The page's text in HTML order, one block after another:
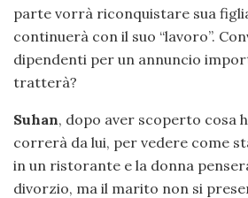
parte vorrà riconquistare sua
continuerà con il suo “lavoro”.
dipendenti per un annuncio
tratterà?
Suhan, dopo aver scoperto cosa
correrà da lui, per vedere come
in un ristorante e la donna
divorzio, ma il marito non si